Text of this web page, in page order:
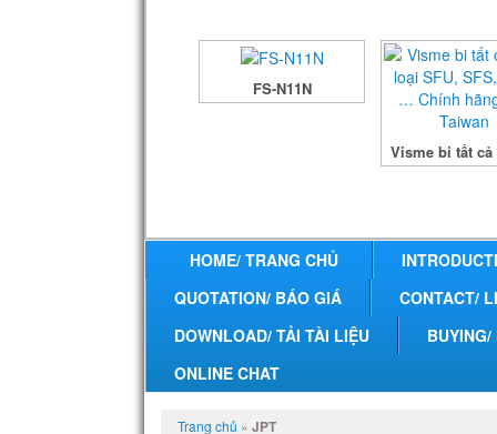
FS-N11N
Visme bi tất cả
HOME/ TRANG CHỦ
QUOTATION/ BÁO GIÁ
CONTACT/
DOWNLOAD/ TẢI TÀI LIỆU
ONLINE CHAT
Trang chủ » JPT